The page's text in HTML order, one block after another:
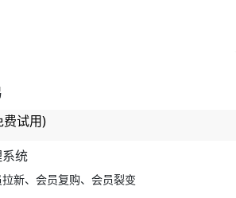
费试用)
新、会员复购、会员裂变